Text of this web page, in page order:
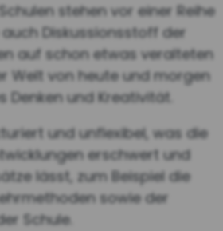
stehen vor einer Reihe
Diskussionsstoff der
auf schon etwas veralteten
Welt von heute und morgen
und Kreativität.
und unflexibel, was die
erschwert und
lässt, zum Beispiel die
sowie der
Schule.